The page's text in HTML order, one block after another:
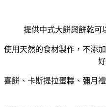
提供中式大餅與餅乾可
使用天然的食材製作，不添
喜餅、卡斯提拉蛋糕、彌月